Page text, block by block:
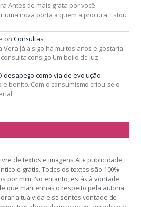
Antes de mais grata por você
uma nova porta a quem a procura. Estou
on Consultas
Vera Já a sigo há muitos anos e gostaria
consigo Um beijo de luz
desapego como via de evolução
e bonito. Com o consumismo criou-se o
de textos e imagens AI e publicidade,
e grátis. Todos os textos são 100%
por mim. No entanto, estás à vontade
que mantenhas o respeito pela autoria.
a tua vida e se sentes vontade de